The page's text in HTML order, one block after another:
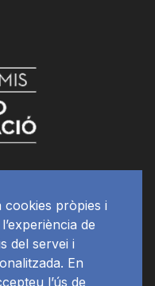
cookies pròpies i
de
del servei i
En
l’ús de